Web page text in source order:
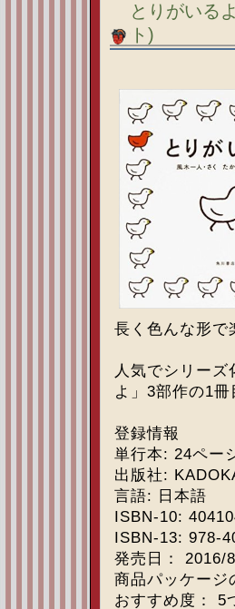
とりがいる
ト)
長く色んな形で
人気でシリーズ
よ」3部作の1
登録情報
単行本: 24ペー
出版社:
言語: 日本語
ISBN-10:
ISBN-13: 978-
発売日： 2016/
商品パッケー
おすすめ度： 5